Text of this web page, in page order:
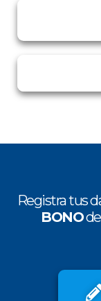
Registra tus
BONO